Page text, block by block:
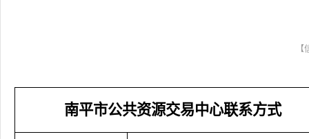
南平市公共资源交易中心联系方式